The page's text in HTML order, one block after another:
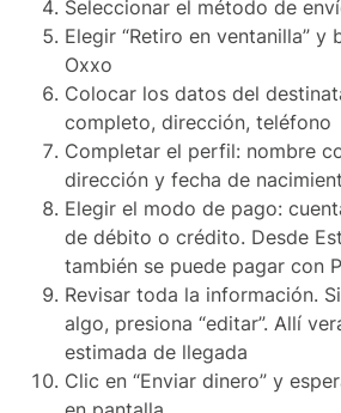
Seleccionar el método de
Elegir “Retiro en ventanilla” y
Oxxo
Colocar los datos del
completo, dirección, teléfono
Completar el perfil: nombre
dirección y fecha de
Elegir el modo de pago:
de débito o crédito. Desde
también se puede pagar con
Revisar toda la información.
algo, presiona “editar”. Allí
estimada de llegada
Clic en “Enviar dinero” y